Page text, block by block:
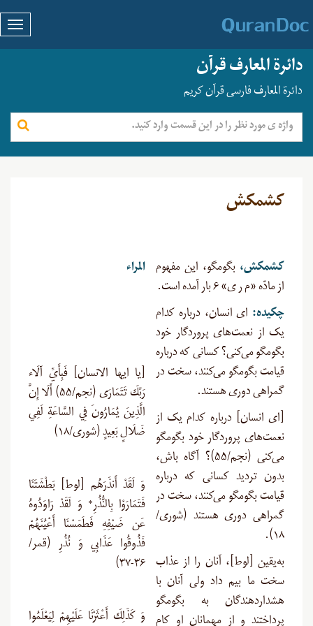
دائرة المعارف قرآن
دائرة المعارف فارسی قرآن کریم
کشمکش
کشمکش، بگومگو، این مفهوم
از مادّه «م ر ی» ۶ بار آمده است.
چکیده: ای انسان، درباره کدام
یک از نعمت‌های پروردگار خود
بگومگو می‌کنی؟ کسانی که درباره
قیامت بگو‌مگو می‌کنند، سخت در
گمراهی دوری هستند.
[ای انسان] درباره کدام یک از
نعمت‌های پروردگار خود بگومگو
می‌کنی (نجم/۵۵)؟ آگاه باش،
بدون تردید کسانی که درباره
قیامت بگومگو می‌کنند، سخت در
گمراهی دوری هستند (شوری/
۱۸).
به‌یقین [لوط]، آنان را از عذاب
سخت ما بیم داد ولی آنان با
هشداردهندگان به بگو‌مگو
پرداختند و از مهمانان او کام
المراء
[یا ایها الانسان] فَبِأَيِّ آلَاء
رَبِّكَ تَتَمَارَى (نجم/۵۵) أَلَا إِنَّ
الَّذِينَ يُمَارُونَ فِي السَّاعَةِ لَفِي
ضَلَالٍ بَعِيدٍ (شوری/۱۸)
وَ لَقَدْ أَنذَرَهُم [لوط] بَطْشَتَنَا
فَتَمَارَوْا بِالنُّذُرِ* وَ لَقَدْ رَاوَدُوهُ
عَن ضَيْفِهِ فَطَمَسْنَا أَعْيُنَهُمْ
فَذُوقُوا عَذَابِي وَ نُذُرِ (قمر/
۳۶-۳۷)
وَ كَذَلِكَ أَعْثَرْنَا عَلَيْهِمْ لِيَعْلَمُوا